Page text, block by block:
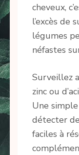
cheveux,
l’excès de
légumes
néfastes
Surveillez
zinc ou
Une
détecter
faciles à